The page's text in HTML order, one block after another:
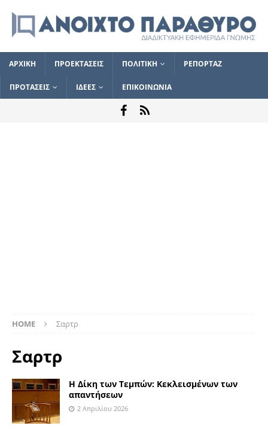
ΑΡΧΙΚΗ ΠΡΟΕΚΤΑΣΕΙΣ ΠΟΛΙΤΙΚΗ ΡΕΠΟΡΤΑΖ
ΠΡΟΤΑΣΕΙΣ ΙΔΕΕΣ ΕΠΙΚΟΙΝΩΝΙΑ
HOME Σαρτρ
Σαρτρ
Η Δίκη των Τεμπών: Κεκλεισμένων των
απαντήσεων
2 Απριλίου 2026